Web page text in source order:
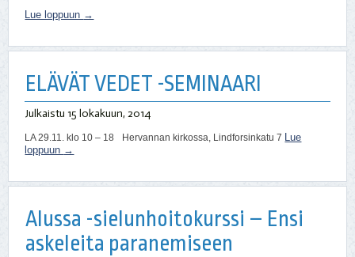
Lue loppuun →
ELÄVÄT VEDET -SEMINAARI
Julkaistu 15 lokakuun, 2014
LA 29.11. klo 10 – 18 Hervannan kirkossa, Lindforsinkatu 7 Lue
loppuun →
Alussa -sielunhoitokurssi – Ensi
askeleita paranemiseen